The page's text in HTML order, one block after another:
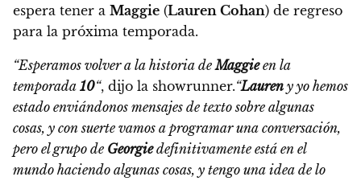
espera tener a Maggie (Lauren Cohan) de regreso
para la próxima temporada.
“Esperamos volver a la historia deMaggieen la
temporada 10“, dijo la showrunner.“Lauren y yo hemos
estado enviándonos mensajes de texto sobre algunas
cosas, y con suerte vamos a programar una conversación,
pero el grupo de Georgiedefinitivamente está en el
mundo haciendo algunas cosas, y tengo una idea de lo